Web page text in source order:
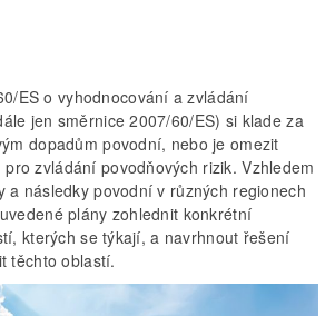
ES o vyhodnocování a zvládání
jen směrnice 2007/60/ES) si klade za
dopadům povodní, nebo je omezit
zvládání povodňových rizik. Vzhledem
a následky povodní v různých regionech
plány zohlednit konkrétní
kterých se týkají, a navrhnout řešení
těchto oblastí.